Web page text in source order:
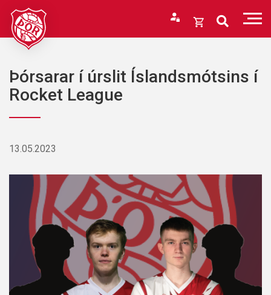
Fara
efni
Opna
Karfan þín
Loka
Karfan er tóm.
Þórsarar í úrslit Íslandsmótsins í
Rocket League
13.05.2023